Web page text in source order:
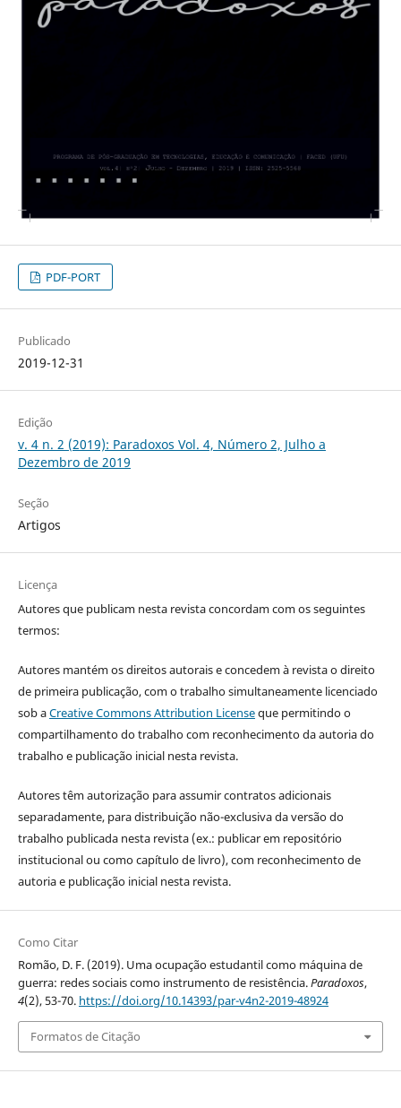
PDF-PORT
Publicado
2019-12-31
Edição
v. 4 n. 2 (2019): Paradoxos Vol. 4, Número 2, Julho a
Dezembro de 2019
Seção
Artigos
Licença
Autores que publicam nesta revista concordam com os seguintes
termos:
Autores mantém os direitos autorais e concedem à revista o direito
de primeira publicação, com o trabalho simultaneamente licenciado
sob aCreative Commons Attribution Licenseque permitindo o
compartilhamento do trabalho com reconhecimento da autoria do
trabalho e publicação inicial nesta revista.
Autores têm autorização para assumir contratos adicionais
separadamente, para distribuição não-exclusiva da versão do
trabalho publicada nesta revista (ex.: publicar em repositório
institucional ou como capítulo de livro), com reconhecimento de
autoria e publicação inicial nesta revista.
Como Citar
Romão, D. F. (2019). Uma ocupação estudantil como máquina de
guerra: redes sociais como instrumento de resistência.Paradoxos,
4(2), 53-70. https://doi.org/10.14393/par-v4n2-2019-48924
Formatos de Citação